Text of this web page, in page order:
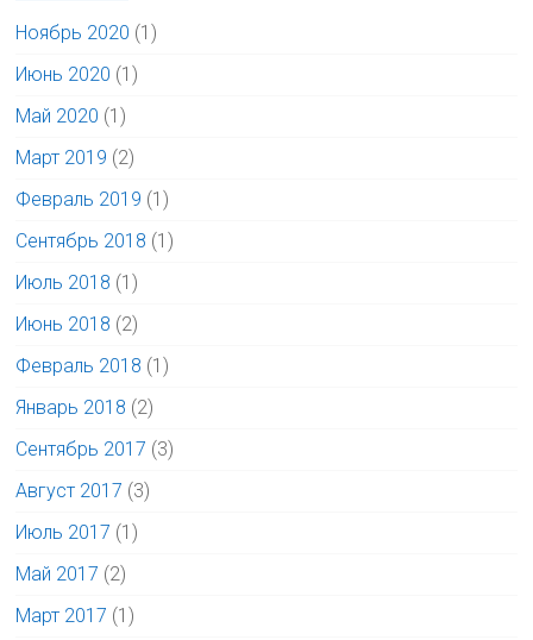
Ноябрь 2020 (1)
Июнь 2020 (1)
Май 2020 (1)
Март 2019 (2)
Февраль 2019 (1)
Сентябрь 2018 (1)
Июль 2018 (1)
Июнь 2018 (2)
Февраль 2018 (1)
Январь 2018 (2)
Сентябрь 2017 (3)
Август 2017 (3)
Июль 2017 (1)
Май 2017 (2)
Март 2017 (1)